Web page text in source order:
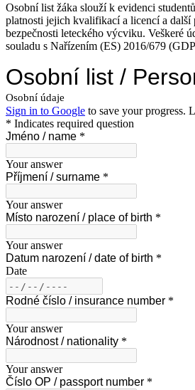
Osobní list žáka slouží k evidenci
platnosti jejich kvalifikací a licencí a další
bezpečnosti leteckého výcviku. Veškeré
souladu s Nařízením (ES) 2016/679